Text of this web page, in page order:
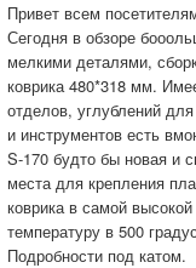
Привет всем
Сегодня в обзоре
мелкими деталями,
коврика 480*318 мм.
отделов, углублений
и инструментов есть
S-170 будто бы новая и
места для крепления
коврика в самой
температуру в 500
Подробности под катом.